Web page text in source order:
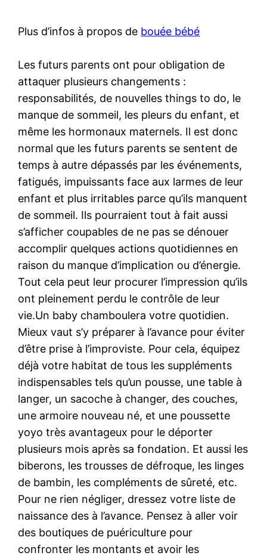
Plus d’infos à propos de bouée bébé
Les futurs parents ont pour obligation de
attaquer plusieurs changements :
responsabilités, de nouvelles things to do, le
manque de sommeil, les pleurs du enfant, et
même les hormonaux maternels. Il est donc
normal que les futurs parents se sentent de
temps à autre dépassés par les événements,
fatigués, impuissants face aux larmes de leur
enfant et plus irritables parce qu’ils manquent
de sommeil. Ils pourraient tout à fait aussi
s’afficher coupables de ne pas se dénouer
accomplir quelques actions quotidiennes en
raison du manque d’implication ou d’énergie.
Tout cela peut leur procurer l’impression qu’ils
ont pleinement perdu le contrôle de leur
vie.Un baby chamboulera votre quotidien.
Mieux vaut s’y préparer à l’avance pour éviter
d’être prise à l’improviste. Pour cela, équipez
déjà votre habitat de tous les suppléments
indispensables tels qu’un pousse, une table à
langer, un sacoche à changer, des couches,
une armoire nouveau né, et une poussette
yoyo très avantageux pour le déporter
plusieurs mois après sa fondation. Et aussi les
biberons, les trousses de défroque, les linges
de bambin, les compléments de sûreté, etc.
Pour ne rien négliger, dressez votre liste de
naissance des à l’avance. Pensez à aller voir
des boutiques de puériculture pour
confronter les montants et avoir les